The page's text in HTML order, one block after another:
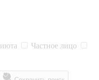
Частное лицо